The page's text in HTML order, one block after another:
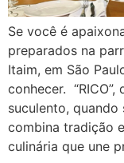
Se você é
preparados na
Itaim, em São
conhecer.
suculento,
combina tradição
culinária que une